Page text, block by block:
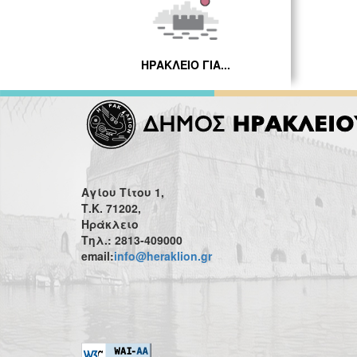
ΗΡΑΚΛΕΙΟ ΓΙΑ...
Αγίου Τίτου 1,
Τ.Κ. 71202,
Ηράκλειο
Τηλ.: 2813-409000
email:info@heraklion.gr